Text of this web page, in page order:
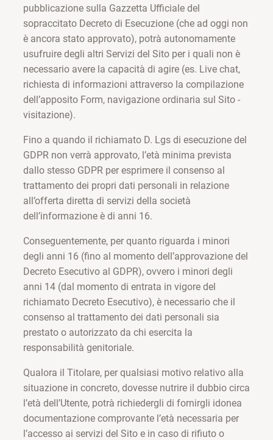
pubblicazione sulla Gazzetta Ufficiale del
sopraccitato Decreto di Esecuzione (che ad oggi non
è ancora stato approvato), potrà autonomamente
usufruire degli altri Servizi del Sito per i quali non è
necessario avere la capacità di agire (es. Live chat,
richiesta di informazioni attraverso la compilazione
dell’apposito Form, navigazione ordinaria sul Sito -
visitazione).
Fino a quando il richiamato D. Lgs di esecuzione del
GDPR non verrà approvato, l’età minima prevista
dallo stesso GDPR per esprimere il consenso al
trattamento dei propri dati personali in relazione
all’offerta diretta di servizi della società
dell’informazione è di anni 16.
Conseguentemente, per quanto riguarda i minori
degli anni 16 (fino al momento dell’approvazione del
Decreto Esecutivo al GDPR), ovvero i minori degli
anni 14 (dal momento di entrata in vigore del
richiamato Decreto Esecutivo), è necessario che il
consenso al trattamento dei dati personali sia
prestato o autorizzato da chi esercita la
responsabilità genitoriale.
Qualora il Titolare, per qualsiasi motivo relativo alla
situazione in concreto, dovesse nutrire il dubbio circa
l’età dell’Utente, potrà richiedergli di fornirgli idonea
documentazione comprovante l’età necessaria per
l’accesso ai servizi del Sito e in caso di rifiuto o